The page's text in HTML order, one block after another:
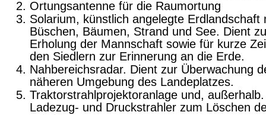
Ortungsantenne für die Raumortung
Solarium, künstlich angelegte Erdland­schaft
Büschen, Bäumen, Strand und See. Dient
Erholung der Mannschaft sowie für kurze
den Siedlern zur Erinnerung an die Erde.
Nahbereichsradar. Dient zur Überwa­chung
näheren Umgebung des Landeplat­zes.
Traktorstrahlprojektoranlage und, außer­halb.
Ladezug- und Druckstrahler zum Lö­schen